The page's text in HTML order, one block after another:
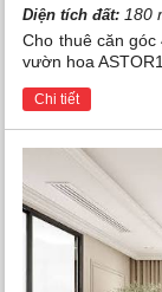
Thiết kế
Bên trong nhà
phong cách
không kém
căn biệt thự.
Diện tích đất: 180
Cho thuê căn góc
vườn hoa
Chi tiết